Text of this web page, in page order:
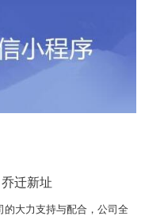
个工作日完成小程序..
迁新址
的大力支持与配合，公司全